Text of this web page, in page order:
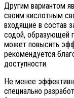
Другим вариантом
своим кислотным
входящие в состав
содой, образующей
может повысить
рекомендуется
доступности.
Не менее
специально